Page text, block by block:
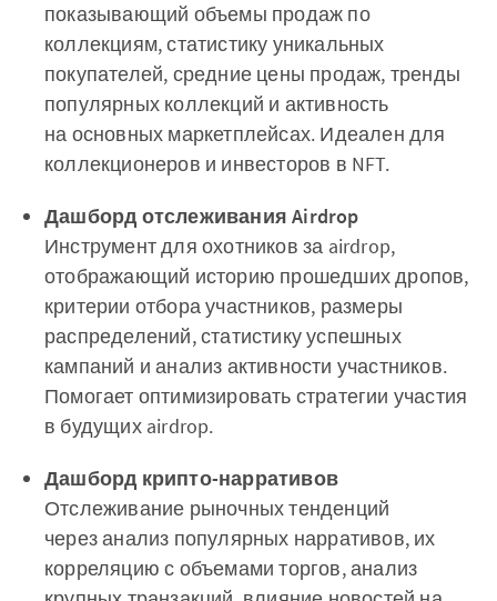
показывающий объемы продаж по
коллекциям, статистику уникальных
покупателей, средние цены продаж, тренды
популярных коллекций и активность
на основных маркетплейсах. Идеален для
коллекционеров и инвесторов в NFT.
Дашборд отслеживания Airdrop
Инструмент для охотников за airdrop,
отображающий историю прошедших дропов,
критерии отбора участников, размеры
распределений, статистику успешных
кампаний и анализ активности участников.
Помогает оптимизировать стратегии участия
в будущих airdrop.
Дашборд крипто-нарративов
Отслеживание рыночных тенденций
через анализ популярных нарративов, их
корреляцию с объемами торгов, анализ